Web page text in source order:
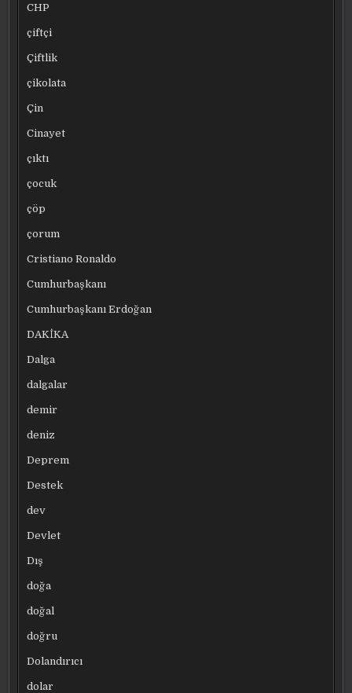
CHP
çiftçi
Çiftlik
çikolata
Çin
Cinayet
çıktı
çocuk
çöp
çorum
Cristiano Ronaldo
Cumhurbaşkanı
Cumhurbaşkanı Erdoğan
DAKİKA
Dalga
dalgalar
demir
deniz
Deprem
Destek
dev
Devlet
Dış
doğa
doğal
doğru
Dolandırıcı
dolar